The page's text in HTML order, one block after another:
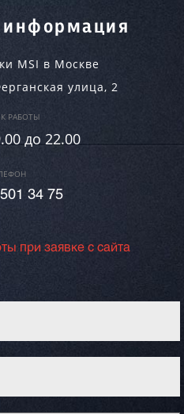
информация
MSI в Москве
улица, 2
РАБОТЫ
до 22.00
34 75
при заявке с сайта